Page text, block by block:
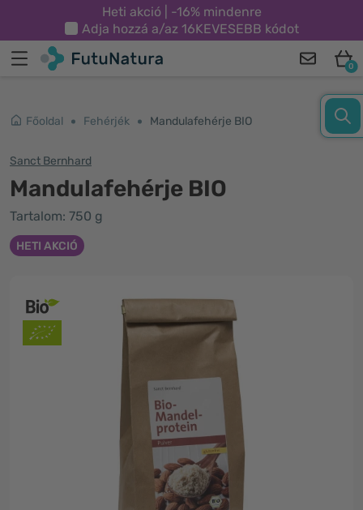
Heti akció | -16% mindenre
Adja hozzá a/az 16KEVESEBB kódot
0
Főoldal Fehérjék Mandulafehérje BIO
Sanct Bernhard
Mandulafehérje BIO
Tartalom: 750 g
HETI AKCIÓ